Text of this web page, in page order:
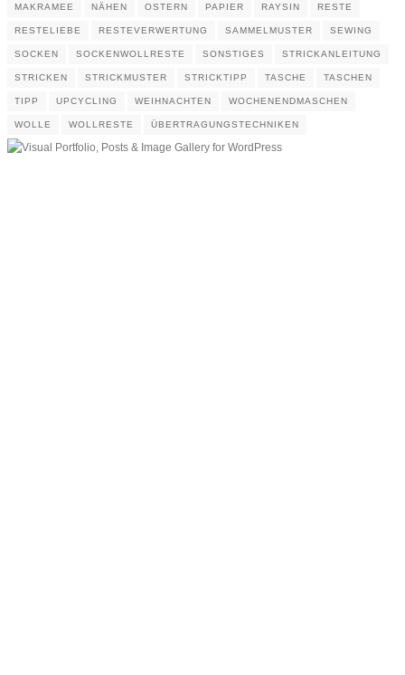
MAKRAMEE NÄHEN OSTERN PAPIER RAYSIN RESTE
RESTELIEBE RESTEVERWERTUNG SAMMELMUSTER SEWING
SOCKEN SOCKENWOLLRESTE SONSTIGES STRICKANLEITUNG
STRICKEN STRICKMUSTER STRICKTIPP TASCHE TASCHEN
TIPP UPCYCLING WEIHNACHTEN WOCHENENDMASCHEN
WOLLE WOLLRESTE ÜBERTRAGUNGSTECHNIKEN